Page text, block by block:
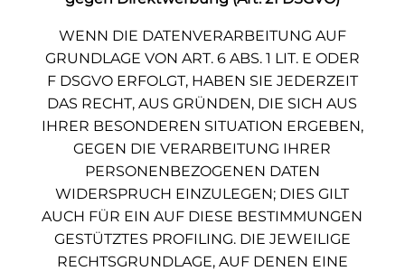
WENN DIE DATENVERARBEITUNG AUF
GRUNDLAGE VON ART. 6 ABS. 1 LIT. E ODER
F DSGVO ERFOLGT, HABEN SIE JEDERZEIT
DAS RECHT, AUS GRÜNDEN, DIE SICH AUS
IHRER BESONDEREN SITUATION ERGEBEN,
GEGEN DIE VERARBEITUNG IHRER
PERSONENBEZOGENEN DATEN
WIDERSPRUCH EINZULEGEN; DIES GILT
AUCH FÜR EIN AUF DIESE BESTIMMUNGEN
GESTÜTZTES PROFILING. DIE JEWEILIGE
RECHTSGRUNDLAGE, AUF DENEN EINE